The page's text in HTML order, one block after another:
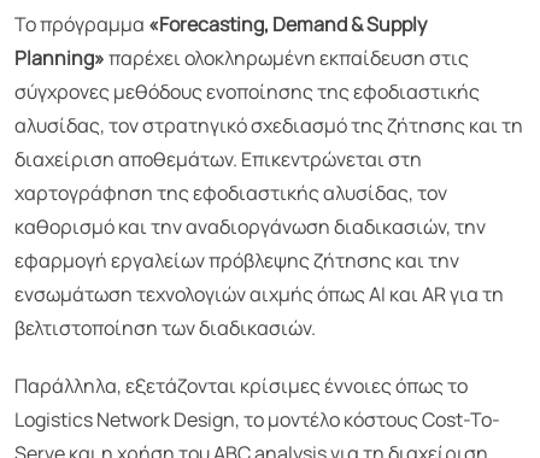
Το πρόγραμμα «Forecasting, Demand & Supply
Planning»παρέχει ολοκληρωμένη εκπαίδευση στις
σύγχρονες μεθόδους ενοποίησης της εφοδιαστικής
αλυσίδας, τον στρατηγικό σχεδιασμό της ζήτησης και τη
διαχείριση αποθεμάτων. Επικεντρώνεται στη
χαρτογράφηση της εφοδιαστικής αλυσίδας, τον
καθορισμό και την αναδιοργάνωση διαδικασιών, την
εφαρμογή εργαλείων πρόβλεψης ζήτησης και την
ενσωμάτωση τεχνολογιών αιχμής όπως AI και AR για τη
βελτιστοποίηση των διαδικασιών.
Παράλληλα, εξετάζονται κρίσιμες έννοιες όπως το
Logistics Network Design, το μοντέλο κόστους Cost-To-